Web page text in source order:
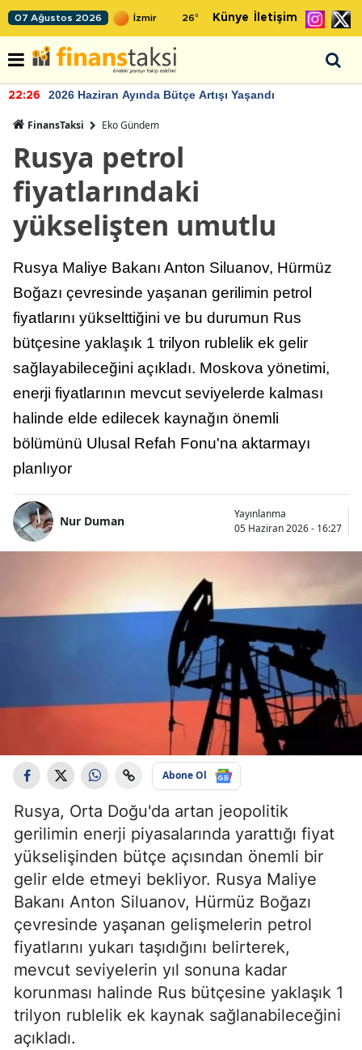
07 Ağustos 2026 26° Künye İletişim
22:26 2026 Haziran Ayında Bütçe Artışı Yaşandı
FinansTaksi Eko Gündem
Rusya petrol
fiyatlarındaki
yükselişten umutlu
Rusya Maliye Bakanı Anton Siluanov, Hürmüz
Boğazı çevresinde yaşanan gerilimin petrol
fiyatlarını yükselttiğini ve bu durumun Rus
bütçesine yaklaşık 1 trilyon rublelik ek gelir
sağlayabileceğini açıkladı. Moskova yönetimi,
enerji fiyatlarının mevcut seviyelerde kalması
halinde elde edilecek kaynağın önemli
bölümünü Ulusal Refah Fonu'na aktarmayı
planlıyor
Nur Duman
Yayınlanma
05 Haziran 2026 - 16:27
Abone Ol
Rusya, Orta Doğu'da artan jeopolitik
gerilimin enerji piyasalarında yarattığı fiyat
yükselişinden bütçe açısından önemli bir
gelir elde etmeyi bekliyor. Rusya Maliye
Bakanı Anton Siluanov, Hürmüz Boğazı
çevresinde yaşanan gelişmelerin petrol
fiyatlarını yukarı taşıdığını belirterek,
mevcut seviyelerin yıl sonuna kadar
korunması halinde Rus bütçesine yaklaşık 1
trilyon rublelik ek kaynak sağlanabileceğini
açıkladı.